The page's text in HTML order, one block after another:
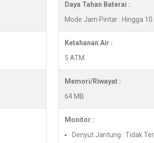
Daya Tahan Baterai :
Mode Jam Pintar : Hingga 10
Ketahanan Air :
5 ATM
Memori/Riwayat :
64 MB
Monitor :
Denyut Jantung : Tidak